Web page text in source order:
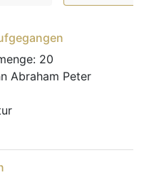
20
Abraham Peter